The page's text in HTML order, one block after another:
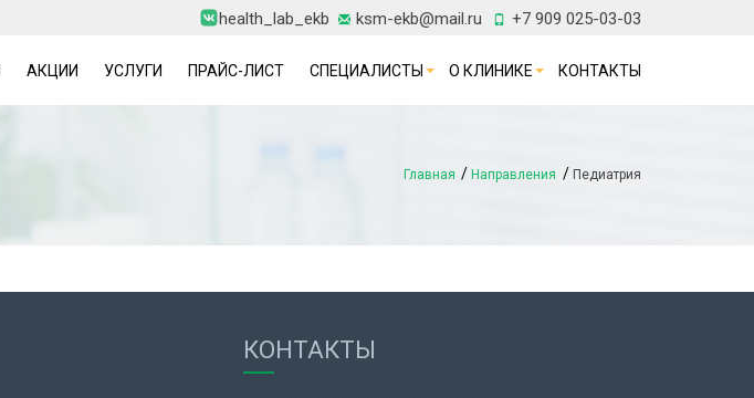
+7 909 025-03-03
ksm-ekb@mail.ru
health_lab_ekb
АКЦИИ УСЛУГИ ПРАЙС-ЛИСТ СПЕЦИАЛИСТЫ О КЛИНИКЕ КОНТАКТЫ
Главная Направления Педиатрия
КОНТАКТЫ